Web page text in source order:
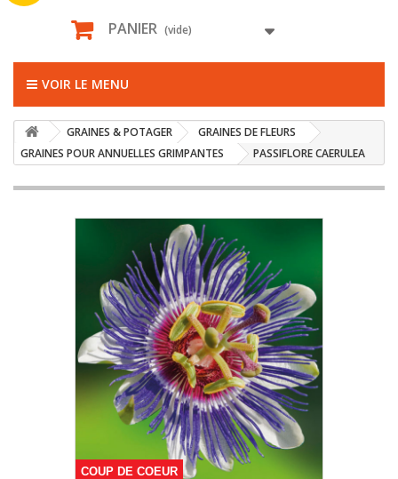
PANIER (vide)
VOIR LE MENU
GRAINES & POTAGER
GRAINES DE FLEURS
GRAINES POUR ANNUELLES GRIMPANTES
PASSIFLORE CAERULEA
COUP DE COEUR